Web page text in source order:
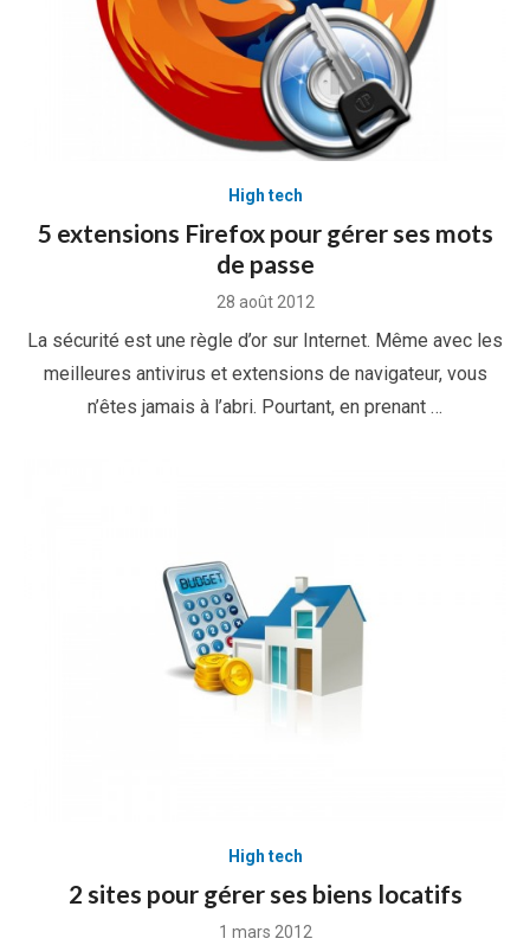
High tech
5 extensions Firefox pour gérer ses mots
de passe
Posted
28 août 2012
La sécurité est une règle d’or sur Internet. Même avec les
meilleures antivirus et extensions de navigateur, vous
n’êtes jamais à l’abri. Pourtant, en prenant …
High tech
2 sites pour gérer ses biens locatifs
Posted
1 mars 2012